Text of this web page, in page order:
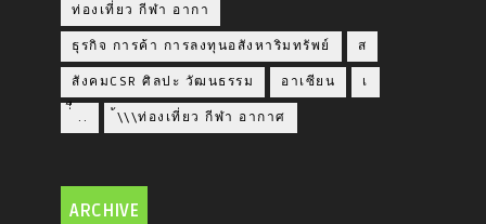
ท่องเที่ยว กีฬา อากา
ธุรกิจ การค้า การลงทุนอสังหาริมทรัพย์ ส
สังคมCSR ศิลปะ วัฒนธรรม อาเซียน เ
่่ื​ .. ้\\\ท่องเที่ยว กีฬา อากาศ
ARCHIVE